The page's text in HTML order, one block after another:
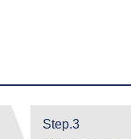
Step.3